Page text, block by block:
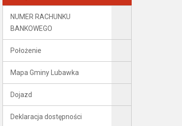
NUMER RACHUNKU
BANKOWEGO
Położenie
Mapa Gminy Lubawka
Dojazd
Deklaracja dostępności